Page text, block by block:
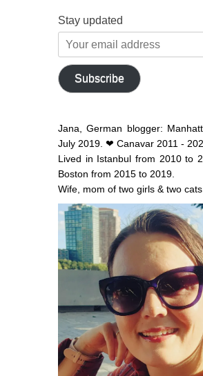
Stay updated
Your
email
address
Subscribe
Jana, German blogger:
July 2019. ❤ Canavar 2011 -
Lived in Istanbul from 2010 to
Boston from 2015 to 2019.
Wife, mom of two girls & two cats.